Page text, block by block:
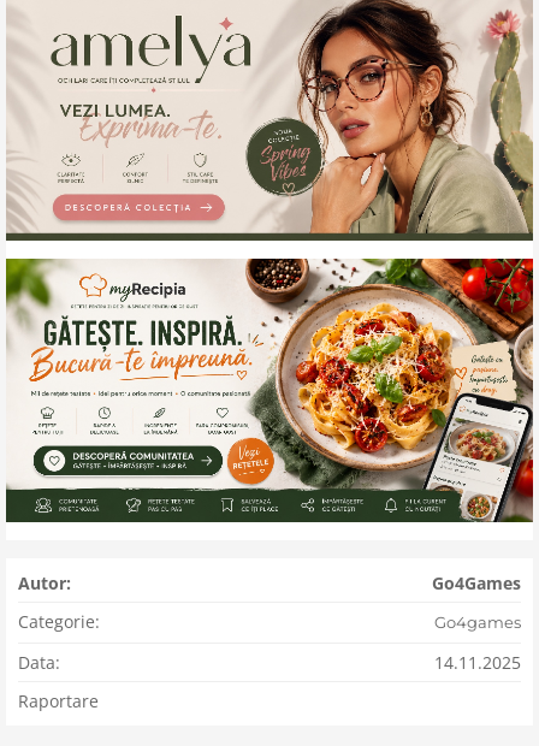
Autor:
Go4Games
Categorie:
Go4games
Data:
14.11.2025
Raportare